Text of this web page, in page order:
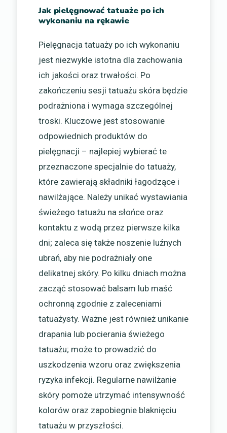
Jak pielęgnować tatuaże po ich
wykonaniu na rękawie
Pielęgnacja tatuaży po ich wykonaniu
jest niezwykle istotna dla zachowania
ich jakości oraz trwałości. Po
zakończeniu sesji tatuażu skóra będzie
podrażniona i wymaga szczególnej
troski. Kluczowe jest stosowanie
odpowiednich produktów do
pielęgnacji – najlepiej wybierać te
przeznaczone specjalnie do tatuaży,
które zawierają składniki łagodzące i
nawilżające. Należy unikać wystawiania
świeżego tatuażu na słońce oraz
kontaktu z wodą przez pierwsze kilka
dni; zaleca się także noszenie luźnych
ubrań, aby nie podrażniały one
delikatnej skóry. Po kilku dniach można
zacząć stosować balsam lub maść
ochronną zgodnie z zaleceniami
tatuażysty. Ważne jest również unikanie
drapania lub pocierania świeżego
tatuażu; może to prowadzić do
uszkodzenia wzoru oraz zwiększenia
ryzyka infekcji. Regularne nawilżanie
skóry pomoże utrzymać intensywność
kolorów oraz zapobiegnie blaknięciu
tatuażu w przyszłości.